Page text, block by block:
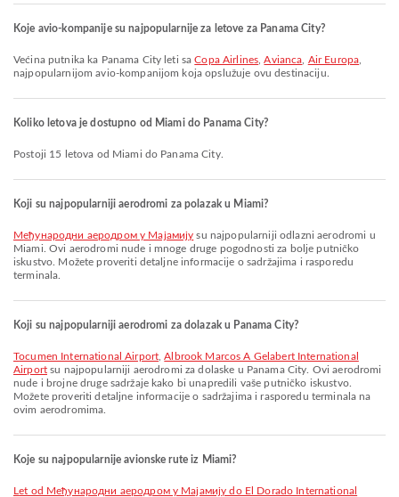
Koje avio-kompanije su najpopularnije za letove za Panama City?
Većina putnika ka Panama City leti saCopa Airlines ,Avianca Air Europa
najpopularnijom avio-kompanijom koja opslužuje ovu destinaciju.
Koliko letova je dostupno od Miami do Panama City?
Postoji 15 letova od Miami do Panama City.
Koji su najpopularniji aerodromi za polazak u Miami?
Међународни аеродром у Мајамију su najpopularniji odlazni aerodromi u
Miami. Ovi aerodromi nude i mnoge druge pogodnosti za bolje putničko
iskustvo. Možete proveriti detaljne informacije o sadržajima i rasporedu
terminala.
Koji su najpopularniji aerodromi za dolazak u Panama City?
Tocumen International Airport ,Albrook Marcos A Gelabert International
Airportsu najpopularniji aerodromi za dolaske u Panama City. Ovi aerodromi
nude i brojne druge sadržaje kako bi unapredili vaše putničko iskustvo.
Možete proveriti detaljne informacije o sadržajima i rasporedu terminala na
ovim aerodromima.
Koje su najpopularnije avionske rute iz Miami?
let od Међународни аеродром у Мајамију do El Dorado International